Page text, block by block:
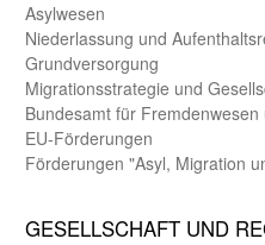
Asyl­wesen
Nieder­lassung und
Grund­versorgung
Migrations­strategie und
Bundes­amt für Fremden­wesen
EU-Förde­rungen
Förderungen "Asyl, Migration
GE­SELL­SCHAFT UND